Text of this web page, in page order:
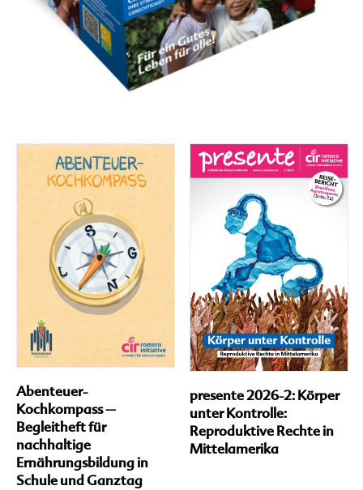
Abenteuer-
Kochkompass –
Begleitheft für
nachhaltige
Ernährungsbildung in
Schule und Ganztag
presente 2026-2: Körper
unter Kontrolle:
Reproduktive Rechte in
Mittelamerika